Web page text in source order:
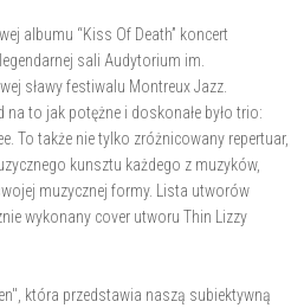
albumu “Kiss Of Death” koncert
sali Audytorium im.
sławy festiwalu Montreux Jazz.
to jak potężne i doskonałe było trio:
To także nie tylko zróżnicowany repertuar,
kunsztu każdego z muzyków,
muzycznej formy. Lista utworów
wykonany cover utworu Thin Lizzy
która przedstawia naszą subiektywną